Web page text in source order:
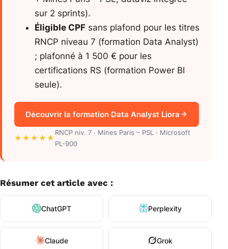
sur 2 sprints).
Éligible CPF sans plafond pour les titres
RNCP niveau 7 (formation Data Analyst)
; plafonné à 1 500 € pour les
certifications RS (formation Power BI
seule).
Découvrir la formation Data Analyst Liora
★★★★★
RNCP niv. 7 · Mines Paris – PSL · Microsoft
PL-900
Résumer cet article avec :
ChatGPT Perplexity
Claude Grok